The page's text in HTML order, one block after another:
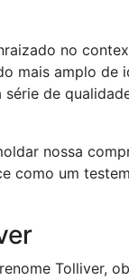
no
mais amplo de
de
nossa
como um
Tolliver,